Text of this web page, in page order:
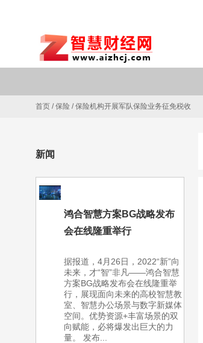
首页 /保险 /保险机构开展军队保险业务征免税收
新闻
鸿合智慧方案BG战略发布
会在线隆重举行
据报道，4月26日，2022“新”向
未来，才“智”非凡——鸿合智慧
方案BG战略发布会在线隆重举
行，展现面向未来的高校智慧教
室、智慧办公场景与数字新媒体
空间。优势资源+丰富场景的双
向赋能，必将爆发出巨大的力
量。 发布...